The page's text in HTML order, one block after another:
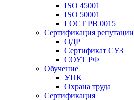
ISO 45001
ISO 50001
ГОСТ РВ 0015
Сертификация репутации
ОДР
Сертификат СУЗ
СОУТ РФ
Обучение
УПК
Охрана труда
Сертификация